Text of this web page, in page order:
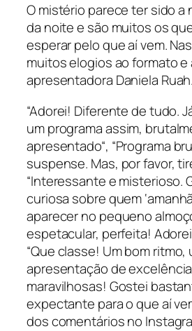
O mistério parece ter sido a
da noite e são muitos os
esperar pelo que aí vem.
muitos elogios ao formato e
apresentadora Daniela Ruah.
“Adorei! Diferente de tudo.
um programa assim,
apresentado“, “Programa
suspense. Mas, por favor,
“Interessante e misterioso.
curiosa sobre quem
aparecer no pequeno
espetacular, perfeita!
“Que classe! Um bom ritmo,
apresentação de
maravilhosas! Gostei
expectante para o que aí
dos comentários no